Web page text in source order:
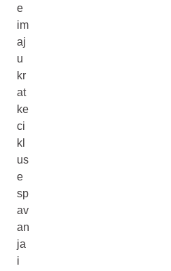
e
im
aj
u
kr
at
ke
ci
kl
us
e
sp
av
an
ja
i